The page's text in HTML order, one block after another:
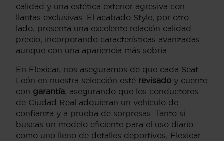
calidad y una estética exterior agresiva con
llantas exclusivas. El acabado Style, por otro
lado, presenta una excelente relación calidad-
precio, incorporando características avanzadas
aunque con una apariencia más sobria.
En Flexicar, nos aseguramos de que cada Seat
León en nuestra selección esté revisado y cuente
con garantía, asegurando que los conductores
de Ciudad Real adquieran un vehículo de
confianza y a prueba de sorpresas. Tanto si
buscas un modelo eficiente para el uso diario
como uno lleno de detalles deportivos, Flexicar